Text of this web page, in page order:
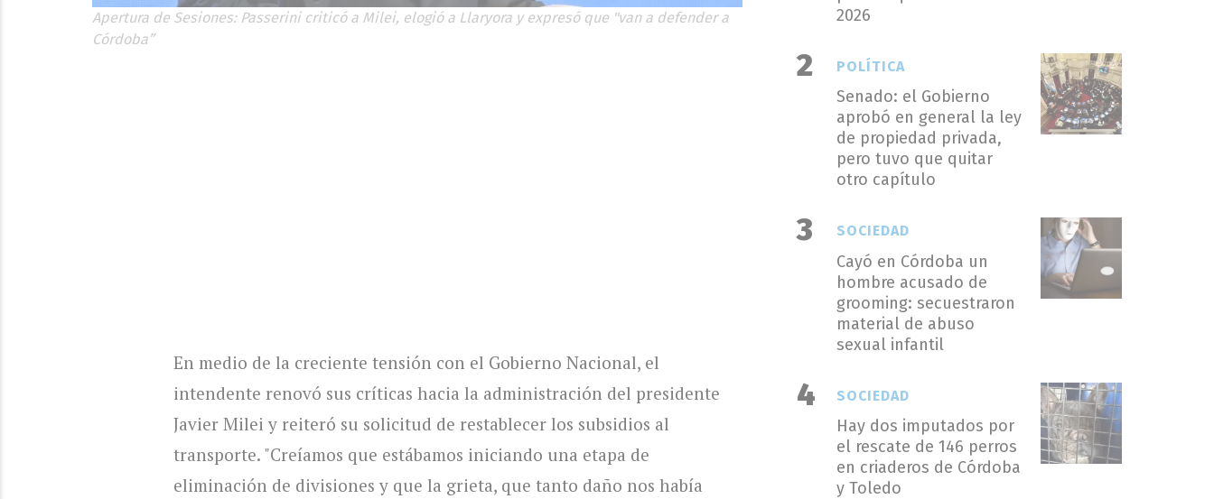
Apertura de Sesiones: Passerini criticó a Milei, elogió a Llaryora y expresó que "van a defender a
Córdoba”
En medio de la creciente tensión con el Gobierno Nacional, el
intendente renovó sus críticas hacia la administración del presidente
Javier Milei y reiteró su solicitud de restablecer los subsidios al
transporte. "Creíamos que estábamos iniciando una etapa de
eliminación de divisiones y que la grieta, que tanto daño nos había
2026
Senado: el Gobierno
aprobó en general la ley
de propiedad privada,
pero tuvo que quitar
otro capítulo
POLÍTICA
Cayó en Córdoba un
hombre acusado de
grooming: secuestraron
material de abuso
sexual infantil
SOCIEDAD
Hay dos imputados por
el rescate de 146 perros
en criaderos de Córdoba
y Toledo
SOCIEDAD